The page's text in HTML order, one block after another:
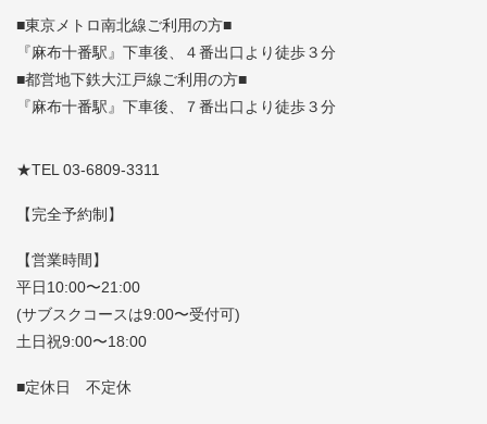
■東京メトロ南北線ご利用の方■
『麻布十番駅』下車後、４番出口より徒歩３分
■都営地下鉄大江戸線ご利用の方■
『麻布十番駅』下車後、７番出口より徒歩３分
★TEL 03-6809-3311
【完全予約制】
【営業時間】
平日10:00〜21:00
(サブスクコースは9:00〜受付可)
土日祝9:00〜18:00
■定休日 不定休